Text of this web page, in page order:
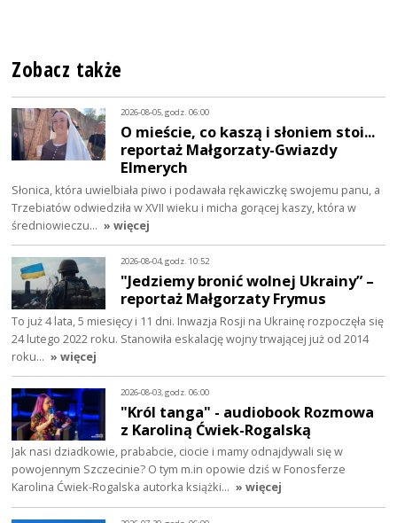
Zobacz także
2026-08-05, godz. 06:00
O mieście, co kaszą i słoniem stoi...
reportaż Małgorzaty-Gwiazdy
Elmerych
Słonica, która uwielbiała piwo i podawała rękawiczkę swojemu panu, a
Trzebiatów odwiedziła w XVII wieku i micha gorącej kaszy, która w
średniowieczu… » więcej
2026-08-04, godz. 10:52
"Jedziemy bronić wolnej Ukrainy” –
reportaż Małgorzaty Frymus
To już 4 lata, 5 miesięcy i 11 dni. Inwazja Rosji na Ukrainę rozpoczęła się
24 lutego 2022 roku. Stanowiła eskalację wojny trwającej już od 2014
roku… » więcej
2026-08-03, godz. 06:00
"Król tanga" - audiobook Rozmowa
z Karoliną Ćwiek-Rogalską
Jak nasi dziadkowie, prababcie, ciocie i mamy odnajdywali się w
powojennym Szczecinie? O tym m.in opowie dziś w Fonosferze
Karolina Ćwiek-Rogalska autorka książki… » więcej